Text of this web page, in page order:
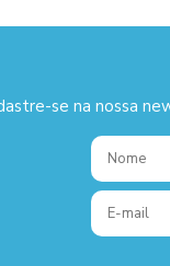
se na nossa